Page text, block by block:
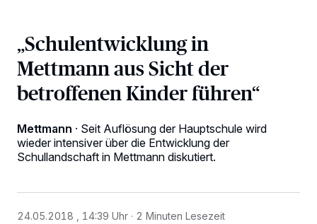
„Schulentwicklung in
Mettmann aus Sicht der
betroffenen Kinder führen“
Mettmann · Seit Auflösung der Hauptschule wird
wieder intensiver über die Entwicklung der
Schullandschaft in Mettmann diskutiert.
24.05.2018 , 14:39 Uhr 2 Minuten Lesezeit
Wir und unsere218-Partner speichern und greifen auf
personenbezogene Daten wie Browserdaten oder eindeutige
Kennungen auf Ihrem Gerät zu. Durch Auswahl von OK aktivieren Sie
Tracking-Technologien für die unter „Wir und unsere Partner
Anzeigen möglicherweise nicht mehr so relevant für Sie. Sie können
ändern oder Ihre Einwilligung zu widerrufen, indem Sie auf den Link